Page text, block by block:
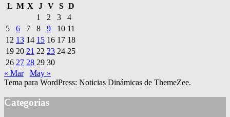
L M X J V S D
1
2 3
4
5
6 7 8 9 10 11
12 13 14 15 16 17 18
19 20 21 22 23 24 25
26 27 28 29 30
« Mar
May »
Tema para WordPress: Noticias Dinámicas de ThemeZee.
Categorias